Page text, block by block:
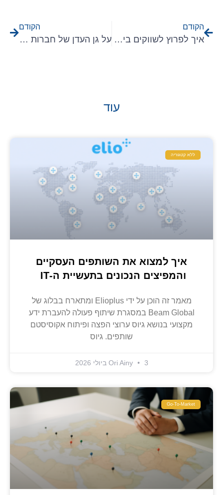
הקודם
איך לפרוץ לשווקים בינלאומיים?
הקודם
על גן העדן של חברות התוכנה
עוד
ללא קטגוריה
איך למצוא את השותפים העסקיים
והמפיצים הנכונים בתעשיית ה-IT
מאמר זה הוכן על ידי Elioplus ומתארח בבלוג של
Beam Global במסגרת שיתוף פעולה להעברת ידע
מקצועי בנושא גיוס ערוצי הפצה ופיתוח אקוסיסטם
שותפים. גיוס
Ori Ainy 3 ביולי 2026
Go-To-Market